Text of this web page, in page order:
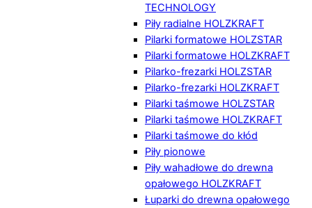
TECHNOLOGY
Piły radialne HOLZKRAFT
Pilarki formatowe HOLZSTAR
Pilarki formatowe HOLZKRAFT
Pilarko-frezarki HOLZSTAR
Pilarko-frezarki HOLZKRAFT
Pilarki taśmowe HOLZSTAR
Pilarki taśmowe HOLZKRAFT
Pilarki taśmowe do kłód
Piły pionowe
Piły wahadłowe do drewna
opałowego HOLZKRAFT
Łuparki do drewna opałowego